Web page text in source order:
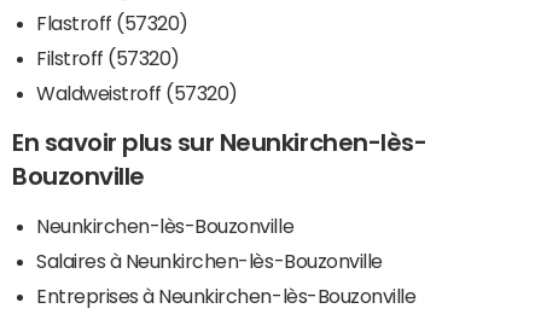
Flastroff (57320)
Filstroff (57320)
Waldweistroff (57320)
En savoir plus sur Neunkirchen-lès-
Bouzonville
Neunkirchen-lès-Bouzonville
Salaires à Neunkirchen-lès-Bouzonville
Entreprises à Neunkirchen-lès-Bouzonville